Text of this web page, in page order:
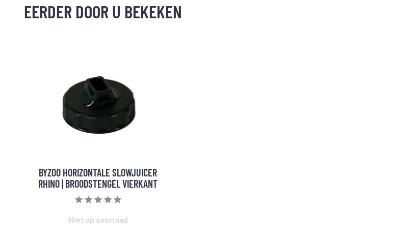
EERDER DOOR U BEKEKEN
BYZOO HORIZONTALE SLOWJUICER
RHINO | BROODSTENGEL VIERKANT
Niet op voorraad